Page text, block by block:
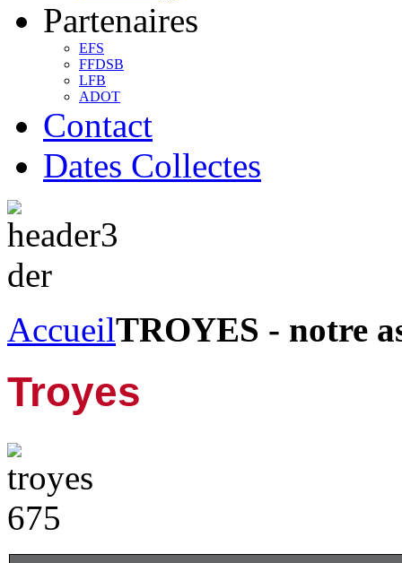
Partenaires
EFS
FFDSB
LFB
ADOT
Contact
Dates Collectes
AccueilTROYES - notre
Troyes